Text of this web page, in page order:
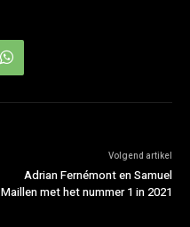
Volgend artikel
Adrian Fernémont en Samuel
Maillen met het nummer 1 in 2021